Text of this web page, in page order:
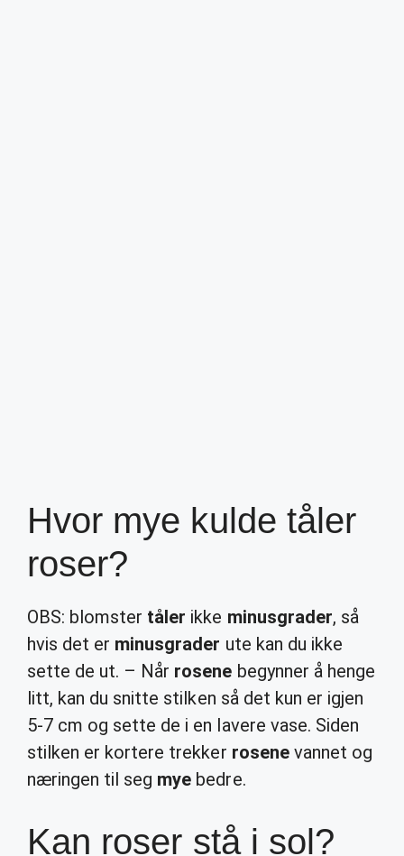
Hvor mye kulde tåler
roser?
OBS: blomster tåler ikke minusgrader, så
hvis det er minusgrader ute kan du ikke
sette de ut. – Når rosene begynner å henge
litt, kan du snitte stilken så det kun er igjen
5-7 cm og sette de i en lavere vase. Siden
stilken er kortere trekker rosenevannet og
næringen til seg mye bedre.
Kan roser stå i sol?